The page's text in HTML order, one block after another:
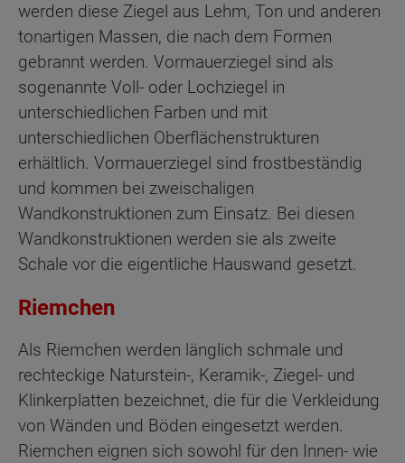
werden diese Ziegel aus Lehm, Ton und anderen
tonartigen Massen, die nach dem Formen
gebrannt werden. Vormauerziegel sind als
sogenannte Voll- oder Lochziegel in
unterschiedlichen Farben und mit
unterschiedlichen Oberflächenstrukturen
erhältlich. Vormauerziegel sind frostbeständig
und kommen bei zweischaligen
Wandkonstruktionen zum Einsatz. Bei diesen
Wandkonstruktionen werden sie als zweite
Schale vor die eigentliche Hauswand gesetzt.
Riemchen
Als Riemchen werden länglich schmale und
rechteckige Naturstein-, Keramik-, Ziegel- und
Klinkerplatten bezeichnet, die für die Verkleidung
von Wänden und Böden eingesetzt werden.
Riemchen eignen sich sowohl für den Innen- wie